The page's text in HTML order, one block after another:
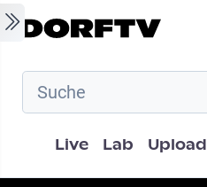
Skip to main content
Hauptnavigation
Live Lab Upload